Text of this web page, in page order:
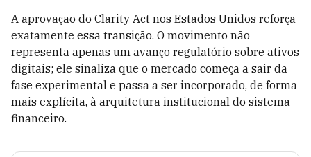
A aprovação do Clarity Act nos Estados Unidos reforça
exatamente essa transição. O movimento não
representa apenas um avanço regulatório sobre ativos
digitais; ele sinaliza que o mercado começa a sair da
fase experimental e passa a ser incorporado, de forma
mais explícita, à arquitetura institucional do sistema
financeiro.